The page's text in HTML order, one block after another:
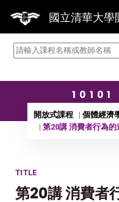
國立清華大學
10101
開放式課程
個體經濟
第20講 消費者行為
TITLE
第20講 消費者